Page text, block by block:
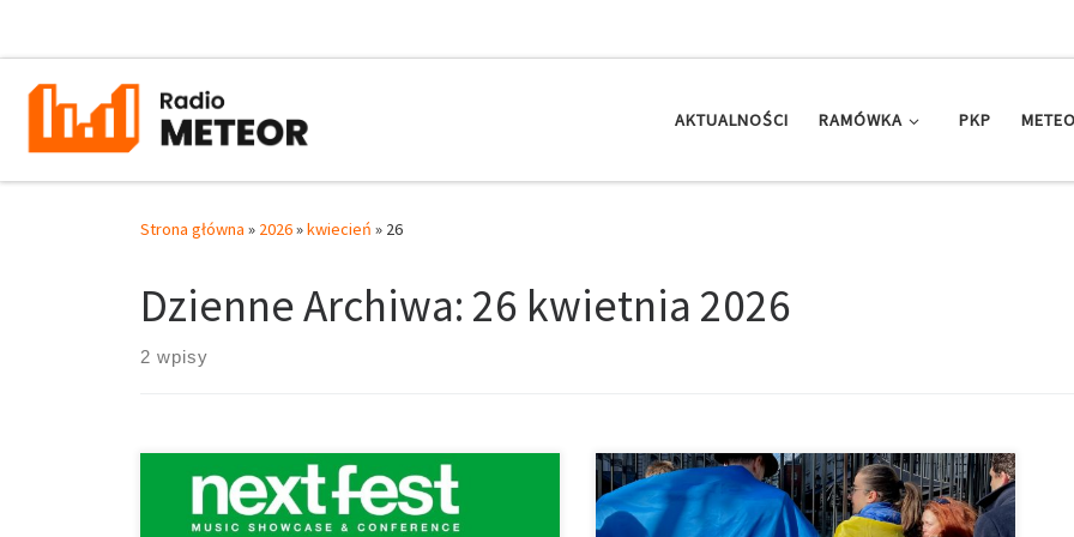
AKTUALNOŚCI RAMÓWKA PKP
Strona główna » 2026»kwiecień » 26
Dzienne Archiwa: 26 kwietnia 2026
2 wpisy
Next Fest Music Showcase & Conference po raz
Cudzoziemcy zajmują coraz więcej miejsca w